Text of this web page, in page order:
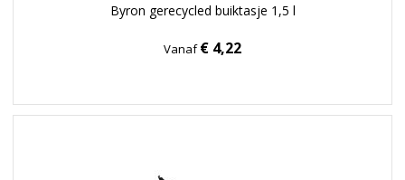
Byron gerecycled buiktasje 1,5 l
Vanaf€ 4,22